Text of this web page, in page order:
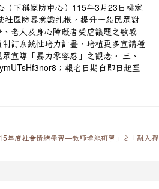
（下稱家防中心）115年3月23日桃家
區防暴意識扎根，提升一般民眾對
老人及身心障礙者受虐議題之敏感
訂系統性培力計畫，培植更多宣講種
宣導「暴力零容忍」之觀念。 三、
；報名日期自即日起至
年度社會情緒學習—教師增能研習」之「融入禪